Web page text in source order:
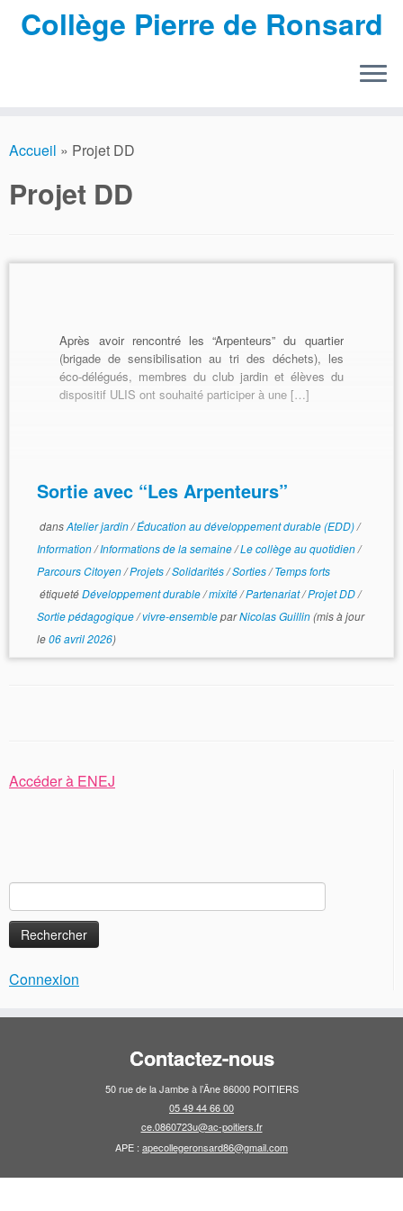
au
Collège Pierre de Ronsard
Accueil » Projet DD
Projet DD
Après avoir rencontré les “Arpenteurs” du quartier
(brigade de sensibilisation au tri des déchets), les
éco-délégués, membres du club jardin et élèves du
dispositif ULIS ont souhaité participer à une […]
Sortie avec “Les Arpenteurs”
dansAtelier jardin/Éducation au développement durable (EDD)/
Information/Informations de la semaine/Le collège au quotidien/
Parcours Citoyen/Projets/Solidarités/Sorties/Temps forts
étiquetéDéveloppement durable/mixité/Partenariat/Projet DD/
Sortie pédagogique/vivre-ensembleparNicolas Guillin(mis à jour
le06 avril 2026)
Accéder à ENEJ
Connexion
Contactez-nous
50 rue de la Jambe à l’Âne 86000 POITIERS
05 49 44 66 00
ce.0860723u@ac-poitiers.fr
APE : apecollegeronsard86@gmail.com